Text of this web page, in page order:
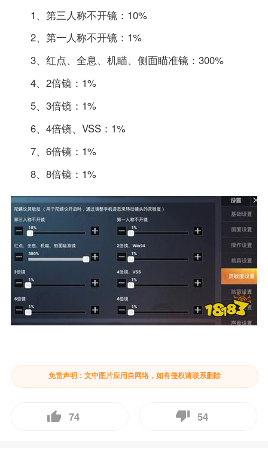
1、第三人称不开镜：10%
2、第一人称不开镜：1%
3、红点、全息、机瞄、侧面瞄准镜：300%
4、2倍镜：1%
5、3倍镜：1%
6、4倍镜、VSS：1%
7、6倍镜：1%
8、8倍镜：1%
免责声明：文中图片应用自网络，如有侵权请联系删除
74 54